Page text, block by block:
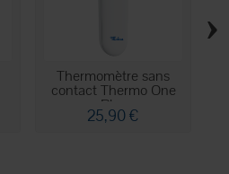
Thermomètre sans
contact Thermo One
Plus
25,90 €
›